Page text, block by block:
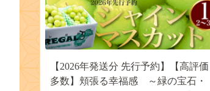
【2026年発送分 先行予約】【高評価
多数】頬張る幸福感 ～緑の宝石・